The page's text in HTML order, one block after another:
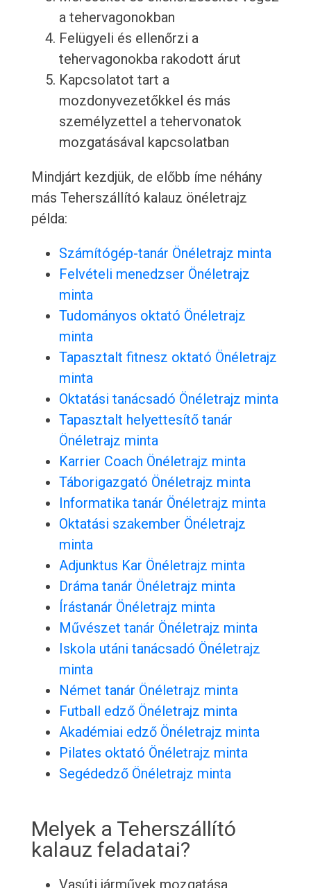
a tehervagonokban
Felügyeli és ellenőrzi a
tehervagonokba rakodott árut
Kapcsolatot tart a
mozdonyvezetőkkel és más
személyzettel a tehervonatok
mozgatásával kapcsolatban
Mindjárt kezdjük, de előbb íme néhány
más Teherszállító kalauz önéletrajz
példa:
Számítógép-tanár Önéletrajz minta
Felvételi menedzser Önéletrajz
minta
Tudományos oktató Önéletrajz
minta
Tapasztalt fitnesz oktató Önéletrajz
minta
Oktatási tanácsadó Önéletrajz minta
Tapasztalt helyettesítő tanár
Önéletrajz minta
Karrier Coach Önéletrajz minta
Táborigazgató Önéletrajz minta
Informatika tanár Önéletrajz minta
Oktatási szakember Önéletrajz
minta
Adjunktus Kar Önéletrajz minta
Dráma tanár Önéletrajz minta
Írástanár Önéletrajz minta
Művészet tanár Önéletrajz minta
Iskola utáni tanácsadó Önéletrajz
minta
Német tanár Önéletrajz minta
Futball edző Önéletrajz minta
Akadémiai edző Önéletrajz minta
Pilates oktató Önéletrajz minta
Segédedző Önéletrajz minta
Melyek a Teherszállító
kalauz feladatai?
Vasúti járművek mozgatása